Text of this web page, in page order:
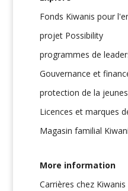
Fonds Kiwanis pour
projet Possibility
programmes de
Gouvernance et
protection de la
Licences et marques
Magasin familial
More information
Carrières chez Kiwanis